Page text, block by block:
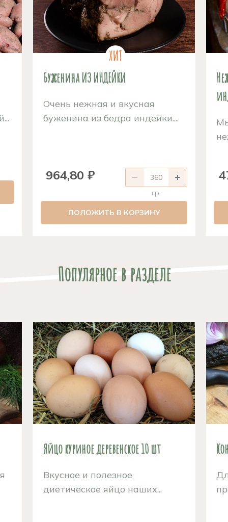
Буженина ИЗ ИНДЕЙКИ
Очень нежная и вкусная
буженина из бедра индейки....
964,80 ₽
гр.
ПОЛОЖИТЬ В КОРЗИНУ
Популярное в разделе
Яйцо куриное деревенское 10 шт
Вкусное и полезное
диетическое яйцо наших...